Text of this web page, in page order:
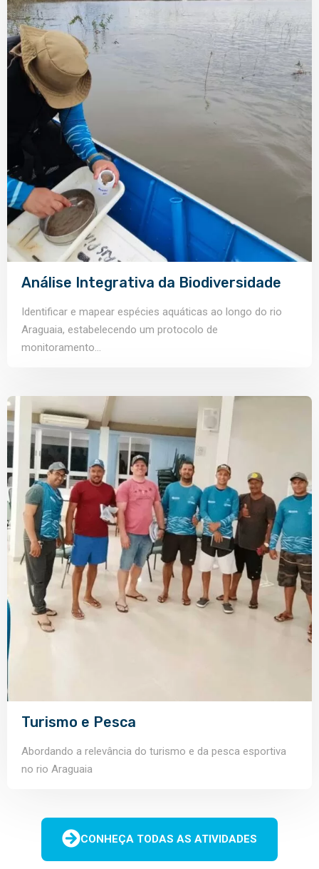
Análise Integrativa da Biodiversidade
Identificar e mapear espécies aquáticas ao longo do rio
Araguaia, estabelecendo um protocolo de
monitoramento...
Turismo e Pesca
Abordando a relevância do turismo e da pesca esportiva
no rio Araguaia
CONHEÇA TODAS AS ATIVIDADES